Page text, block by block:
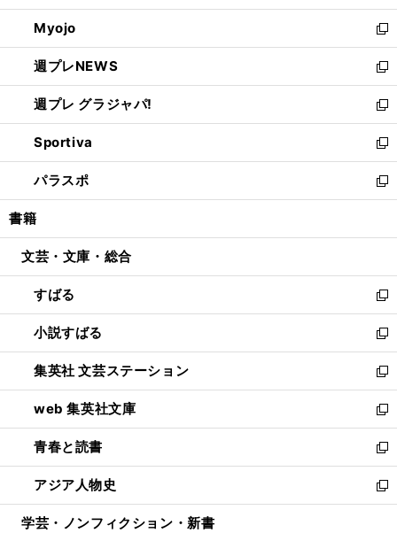
開
く
ウ
で
開
く
ン
ド
ウ
で
開
く
ウ
ィ
ン
ド
ウ
で
開
く
Myojo
新
し
い
ウ
ィ
ン
ド
ウ
で
開
週プレNEWS
新
し
い
ウ
ィ
ン
ド
ウ
開
週プレ グラジャパ!
新
し
い
ウ
ィ
ン
ウ
開
く
Sportiva
新
し
い
ウ
ン
ウ
で
開
く
パラスポ
新
し
ウ
ン
ド
ウ
で
開
く
書籍
文芸・文庫・総合
すばる
新
し
い
ウ
ィ
ン
ド
ウ
で
開
く
小説すばる
新
し
い
ウ
ィ
ン
ド
ウ
で
開
集英社 文芸ステーション
新
し
い
ウ
ィ
ン
ド
ウ
web 集英社文庫
新
し
い
ウ
ィ
ン
青春と読書
新
し
い
ウ
アジア人物史
新
し
学芸・ノンフィクション・新書